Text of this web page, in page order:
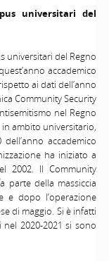
universitari del
universitari del Regno
accademico
ai dati dell’anno
Community Security
nel Regno
ambito universitario,
accademico
ha iniziato a
2002. Il Community
parte della massiccia
e dopo l’operazione
di maggio. Si è infatti
2020-2021 si sono